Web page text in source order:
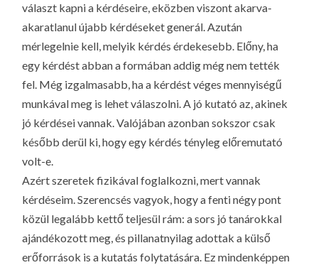
választ kapni a kérdéseire, eközben viszont akarva-
akaratlanul újabb kérdéseket generál. Azután
mérlegelnie kell, melyik kérdés érdekesebb. Előny, ha
egy kérdést abban a formában addig még nem tették
fel. Még izgalmasabb, ha a kérdést véges mennyiségű
munkával meg is lehet válaszolni. A jó kutató az, akinek
jó kérdései vannak. Valójában azonban sokszor csak
később derül ki, hogy egy kérdés tényleg előremutató
volt-e.
Azért szeretek fizikával foglalkozni, mert vannak
kérdéseim. Szerencsés vagyok, hogy a fenti négy pont
közül legalább kettő teljesül rám: a sors jó tanárokkal
ajándékozott meg, és pillanatnyilag adottak a külső
erőforrások is a kutatás folytatására. Ez mindenképpen